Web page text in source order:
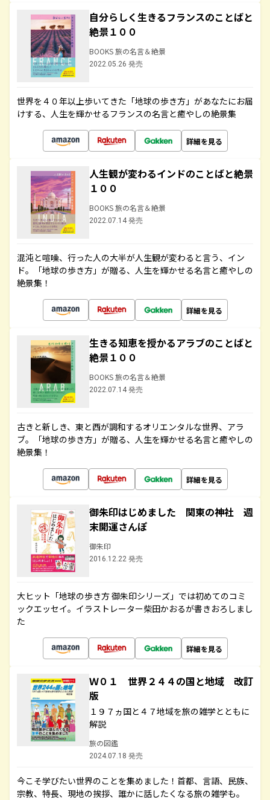
自分らしく生きるフランスのことばと
絶景１００
BOOKS 旅の名言＆絶景
2022.05.26 発売
世界を４０年以上歩いてきた「地球の歩き方」があなたにお届
けする、人生を輝かせるフランスの名言と癒やしの絶景集
詳細を見る
人生観が変わるインドのことばと絶景
１００
BOOKS 旅の名言＆絶景
2022.07.14 発売
混沌と喧噪、行った人の大半が人生観が変わると言う、イン
ド。「地球の歩き方」が贈る、人生を輝かせる名言と癒やしの
絶景集！
詳細を見る
生きる知恵を授かるアラブのことばと
絶景１００
BOOKS 旅の名言＆絶景
2022.07.14 発売
古きと新しき、東と西が調和するオリエンタルな世界、アラ
ブ。「地球の歩き方」が贈る、人生を輝かせる名言と癒やしの
絶景集！
詳細を見る
御朱印はじめました 関東の神社 週
末開運さんぽ
御朱印
2016.12.22 発売
大ヒット「地球の歩き方 御朱印シリーズ」では初めてのコミ
ックエッセイ。イラストレーター柴田かおるが書きおろしまし
た
詳細を見る
Ｗ０１ 世界２４４の国と地域 改訂
版
１９７ヵ国と４７地域を旅の雑学とともに
解説
旅の図鑑
2024.07.18 発売
今こそ学びたい世界のことを集めました！首都、言語、民族、
宗教、特長、現地の挨拶、誰かに話したくなる旅の雑学も。